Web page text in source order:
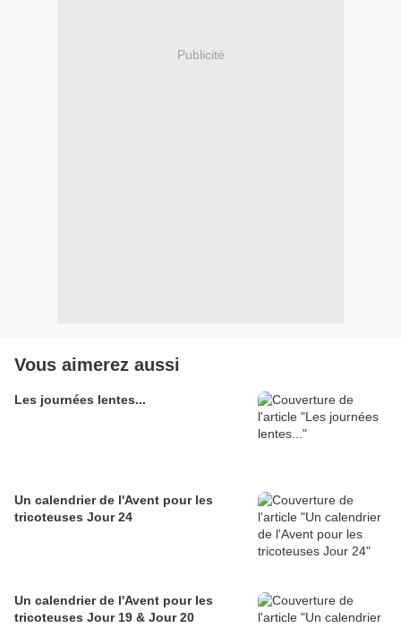
Publicité
Vous aimerez aussi
Les journées lentes...
Un calendrier de l'Avent pour les
tricoteuses Jour 24
Un calendrier de l'Avent pour les
tricoteuses Jour 19 & Jour 20